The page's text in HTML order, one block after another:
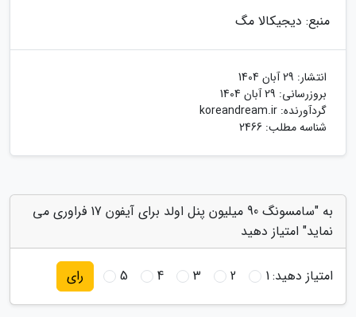
منبع: دیجیکالا مگ
انتشار: 29 آبان 1404
بروزرسانی: 29 آبان 1404
گردآورنده: koreandream.ir
شناسه مطلب: 2466
به "سامسونگ 90 میلیون پنل اولد برای آیفون 17 فراوری می
نماید" امتیاز دهید
امتیاز دهید:1
2
3
4
5 رای